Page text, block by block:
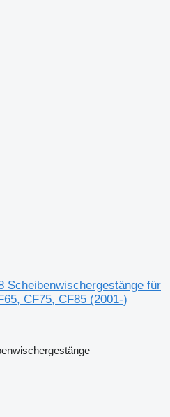
Scheibenwischergestänge für
CF75, CF85 (2001-)